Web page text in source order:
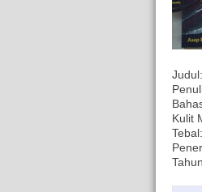
Kulit